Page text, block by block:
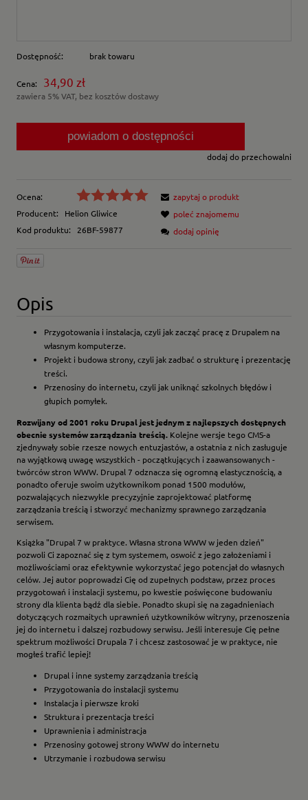
Dostępność: brak towaru
Cena: 34,90 zł
zawiera 5% VAT, bez kosztów dostawy
powiadom o dostępności
dodaj do przechowalni
Ocena:
Producent:
Helion Gliwice
Kod produktu:
26BF-59877
zapytaj o produkt
poleć znajomemu
dodaj opinię
Opis
Przygotowania i instalacja, czyli jak zacząć pracę z Drupalem na
własnym komputerze.
Projekt i budowa strony, czyli jak zadbać o strukturę i prezentację
treści.
Przenosiny do internetu, czyli jak uniknąć szkolnych błędów i
głupich pomyłek.
Rozwijany od 2001 roku Drupal jest jednym z najlepszych dostępnych
obecnie systemów zarządzania treścią. Kolejne wersje tego CMS-a
zjednywały sobie rzesze nowych entuzjastów, a ostatnia z nich zasługuje
na wyjątkową uwagę wszystkich - początkujących i zaawansowanych -
twórców stron WWW. Drupal 7 odznacza się ogromną elastycznością, a
ponadto oferuje swoim użytkownikom ponad 1500 modułów,
pozwalających niezwykle precyzyjnie zaprojektować platformę
zarządzania treścią i stworzyć mechanizmy sprawnego zarządzania
serwisem.
Książka "Drupal 7 w praktyce. Własna strona WWW w jeden dzień"
pozwoli Ci zapoznać się z tym systemem, oswoić z jego założeniami i
możliwościami oraz efektywnie wykorzystać jego potencjał do własnych
celów. Jej autor poprowadzi Cię od zupełnych podstaw, przez proces
przygotowań i instalacji systemu, po kwestie poświęcone budowaniu
strony dla klienta bądź dla siebie. Ponadto skupi się na zagadnieniach
dotyczących rozmaitych uprawnień użytkowników witryny, przenoszenia
jej do internetu i dalszej rozbudowy serwisu. Jeśli interesuje Cię pełne
spektrum możliwości Drupala 7 i chcesz zastosować je w praktyce, nie
mogłeś trafić lepiej!
Drupal i inne systemy zarządzania treścią
Przygotowania do instalacji systemu
Instalacja i pierwsze kroki
Struktura i prezentacja treści
Uprawnienia i administracja
Przenosiny gotowej strony WWW do internetu
Utrzymanie i rozbudowa serwisu